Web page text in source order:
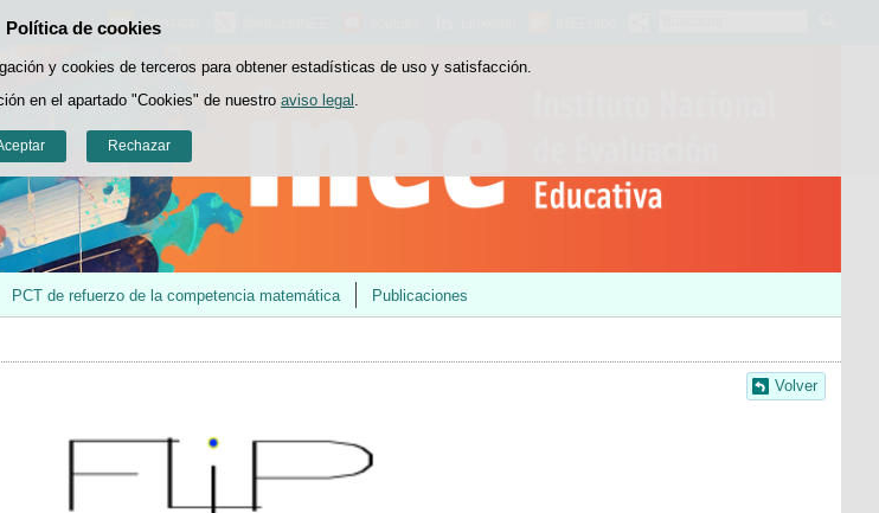
Política de cookies
y cookies de terceros para obtener estadísticas de uso y satisfacción.
en el apartado "Cookies" de nuestro aviso legal
Rechazar
Saltar al contenido
Contacto
PCT de refuerzo de la competencia matemática Publicaciones
Volver